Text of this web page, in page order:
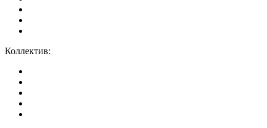
Коллектив: